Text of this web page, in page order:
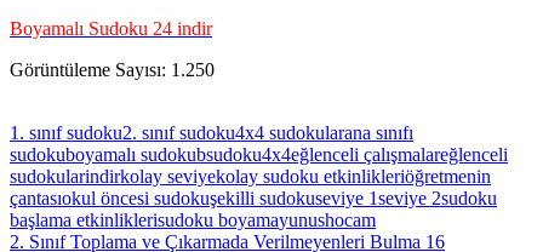
Boyamalı Sudoku 24 indir
Görüntüleme Sayısı: 1.250
1. sınıf sudoku2. sınıf sudoku4x4 sudokularana sınıfı
sudokuboyamalı sudokubsudoku4x4eğlenceli çalışmalareğlenceli
sudokularindirkolay seviyekolay sudoku etkinlikleriöğretmenin
çantasıokul öncesi sudokuşekilli sudokuseviye 1seviye 2sudoku
başlama etkinliklerisudoku boyamayunushocam
Previous
2. Sınıf Toplama ve Çıkarmada Verilmeyenleri Bulma 16